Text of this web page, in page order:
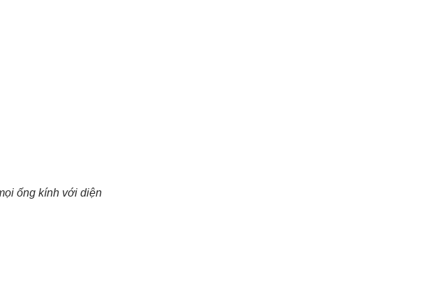
ống kính với diện